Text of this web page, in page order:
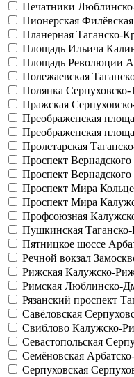
Печатники
Пионерская Филёвская
Планерная Таганско-
Площадь Ильича
Площадь Революции
Полежаевская
Полянка Серпуховско-
Пражская
Преображенская
Преображенская
Пролетарская
Проспект Вернадского
Проспект Вернадского
Проспект Мира
Проспект Мира
Профсоюзная
Пушкинская
Пятницкое шоссе
Речной вокзал
Рижская Калужско-
Римская Люблинско-
Рязанский проспект
Савёловская
Свиблово Калужско-
Севастопольская
Семёновская
Серпуховская